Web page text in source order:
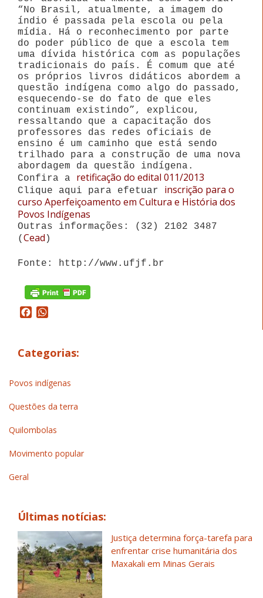
“No Brasil, atualmente, a imagem do
índio é passada pela escola ou pela
mídia. Há o reconhecimento por parte
do poder público de que a escola tem
uma dívida histórica com as populações
tradicionais do país. É comum que até
os próprios livros didáticos abordem a
questão indígena como algo do passado,
esquecendo-se do fato de que eles
continuam existindo”, explicou,
ressaltando que a capacitação dos
professores das redes oficiais de
ensino é um caminho que está sendo
trilhado para a construção de uma nova
abordagem da questão indígena.
Confira a retificação do edital 011/2013
Clique aqui para efetuar inscrição para o
curso Aperfeiçoamento em Cultura e História dos
Povos Indígenas
Outras informações: (32) 2102 3487
( Cead )
Fonte: http://www.ufjf.br
Facebook
Categorias:
Povos indígenas
Questões da terra
Quilombolas
Movimento popular
Geral
Últimas notícias:
Justiça determina força-tarefa para
enfrentar crise humanitária dos
Maxakali em Minas Gerais